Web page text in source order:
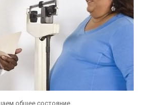
общее состояние